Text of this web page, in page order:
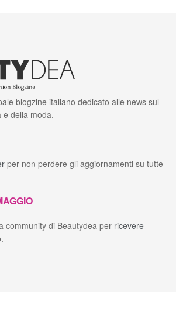
blogzine italiano dedicato alle news sul
e della moda.
per non perdere gli aggiornamenti su tutte
community di Beautydea per ricevere